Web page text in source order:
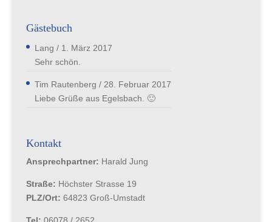
Gästebuch
Lang / 1. März 2017
Sehr schön.
Tim Rautenberg / 28. Februar 2017
Liebe Grüße aus Egelsbach. 🙂
Kontakt
Ansprechpartner: Harald Jung
Straße: Höchster Strasse 19
PLZ/Ort: 64823 Groß-Umstadt